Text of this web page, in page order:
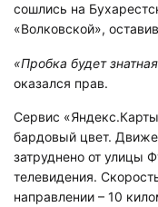
сошлись на
«Волковской»,
«Пробка будет
оказался прав.
Сервис
бардовый цвет.
затруднено от улицы
телевидения.
направлении – 10